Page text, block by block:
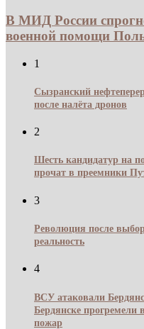
В МИД России
военной помощи
1
Сызранский
после налёта дронов
2
Шесть кандидатур на
прочат в преемники
3
Революция после
реальность
4
ВСУ атаковали
Бердянске прогремели
пожар